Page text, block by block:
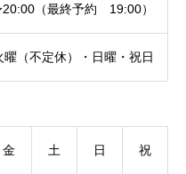
20:00（最終予約 19:00）
曜（不定休）・日曜・祝日
金 土 日 祝